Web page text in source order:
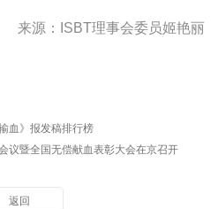
来源：ISBT理事会委员姬艳丽
血》报发稿排行榜
议暨全国无偿献血表彰大会在京召开
返回